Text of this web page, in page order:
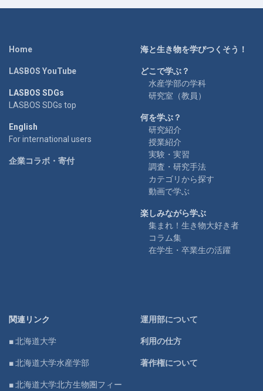
Home
LASBOS YouTube
LASBOS SDGs
LASBOS SDGs top
English
For international users
企業コラボ・寄付
海と生き物を学びつくそう！
どこで学ぶ？
水産学部の学科
研究室（教員）
何を学ぶ？
研究紹介
授業紹介
実験・実習
調査・研究手法
カテゴリから探す
動画で学ぶ
楽しみながら学ぶ
集まれ！生き物大好き者
コラム集
在学生・卒業生の活躍
関連リンク
■ 北海道大学
■ 北海道大学水産学部
■ 北海道大学北方生物圏フィー
運用部について
利用の仕方
著作権について